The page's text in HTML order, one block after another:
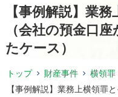
【事例解説】業
（会社の預金口
たケース）
トップ 財産事件
横領罪
【事例解説】業務上横領罪